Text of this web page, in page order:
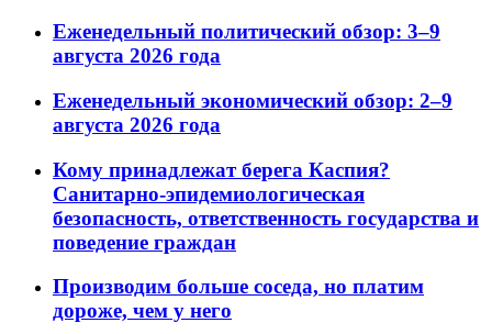
Еженедельный политический обзор: 3–9
августа 2026 года
Еженедельный экономический обзор: 2–9
августа 2026 года
Кому принадлежат берега Каспия?
Санитарно-эпидемиологическая
безопасность, ответственность государства и
поведение граждан
Производим больше соседа, но платим
дороже, чем у него